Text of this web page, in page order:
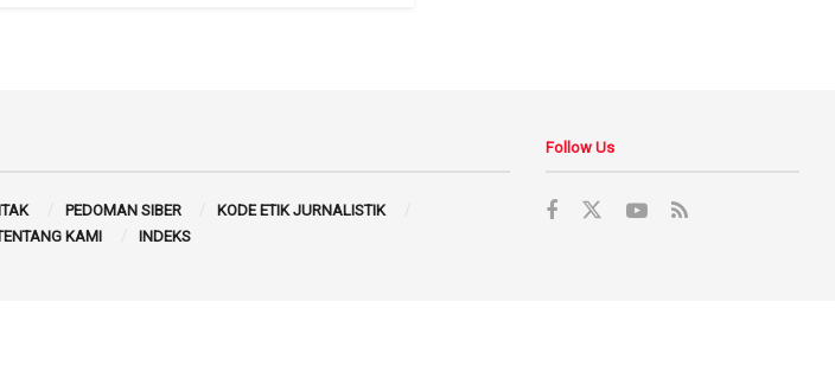
PEDOMAN SIBER
KODE ETIK JURNALISTIK
KAMI INDEKS
Follow Us